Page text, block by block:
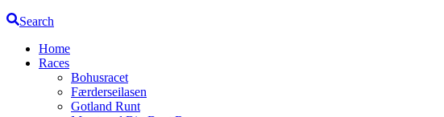
Search
Home
Races
Bohusracet
Færderseilasen
Gotland Runt